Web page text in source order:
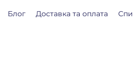
Блог Доставка та оплата